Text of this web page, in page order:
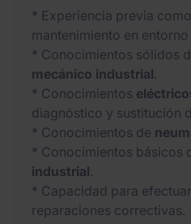
* Experiencia previa
mantenimiento en
* Conocimientos sólidos
mecánico industrial.
* Conocimientos
diagnóstico y sustitución
* Conocimientos de
* Conocimientos básicos
industrial.
* Capacidad para efectuar
reparaciones correctivas.